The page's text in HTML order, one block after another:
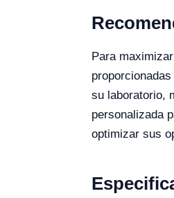
Para
su laboratorio,
personalizada
optimizar sus